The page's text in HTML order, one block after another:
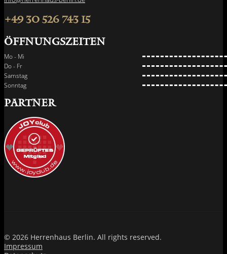
+49 30 526 743 15
Öffnungszeiten
Mo - Mi
Do - Fr
Samstag
Sonntag
PARTNER
© 2026 Herrenhaus Berlin. All rights reserved.
Impressum